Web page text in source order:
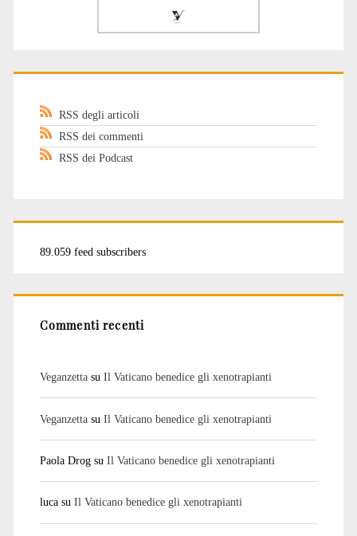
RSS degli articoli
RSS dei commenti
RSS dei Podcast
89.059 feed subscribers
Commenti recenti
Veganzettasu Il Vaticano benedice gli xenotrapianti
Veganzettasu Il Vaticano benedice gli xenotrapianti
Paola Drogsu Il Vaticano benedice gli xenotrapianti
lucasu Il Vaticano benedice gli xenotrapianti